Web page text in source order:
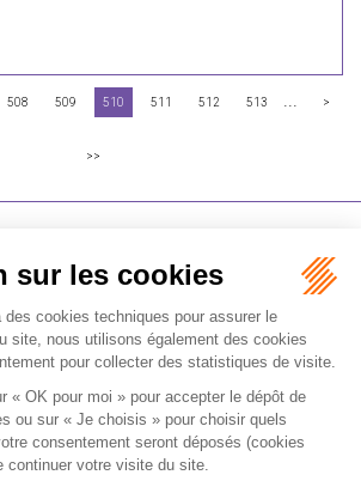
508 509 510 511 512 513 ... >
>>
- 75002 Paris
Je m'inscris